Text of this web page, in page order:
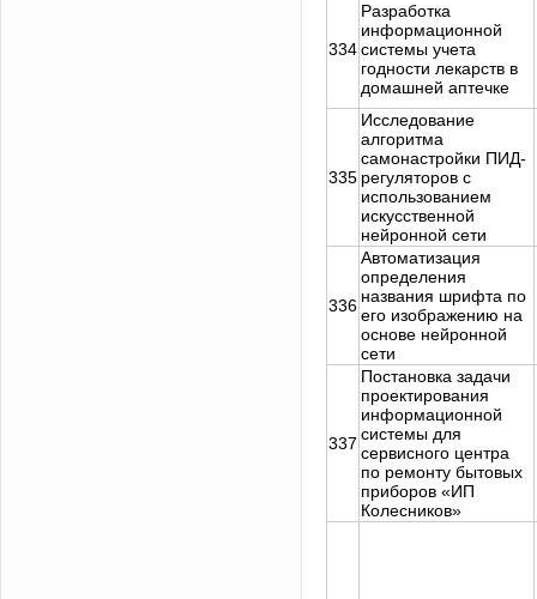
334
Разработка
информационной
системы учета
годности лекарств в
домашней аптечке
335
Исследование
алгоритма
самонастройки ПИД-
регуляторов с
использованием
искусственной
нейронной сети
336
Автоматизация
определения
названия шрифта по
его изображению на
основе нейронной
сети
337
Постановка задачи
проектирования
информационной
системы для
сервисного центра
по ремонту бытовых
приборов «ИП
Колесников»